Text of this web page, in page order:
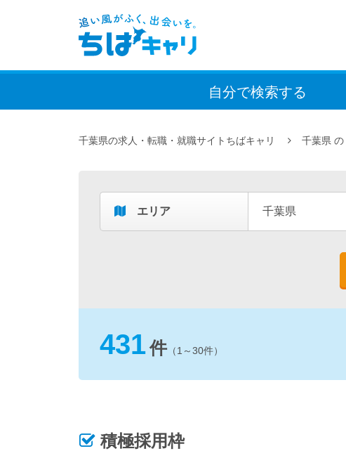
自分で検索する
千葉県の求人・転職・就職サイトちばキャリ 千葉県
エリア 千葉県
431件（1～30件）
積極採用枠